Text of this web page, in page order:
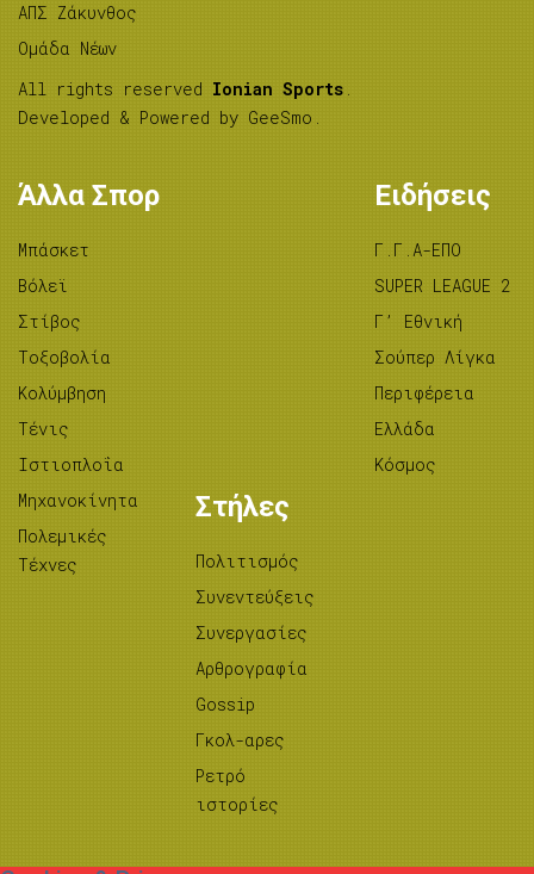
ΑΠΣ Ζάκυνθος
Ομάδα Νέων
All rights reserved Ionian Sports .
Developed & Powered by GeeSmo .
Άλλα Σπορ
Μπάσκετ
Βόλεϊ
Στίβος
Tοξοβολία
Κολύμβηση
Τένις
Ιστιοπλοΐα
Μηχανοκίνητα
Πολεμικές
Τέχνες
Ειδήσεις
Γ.Γ.Α-ΕΠΟ
SUPER LEAGUE 2
Γ’ Εθνική
Σούπερ Λίγκα
Περιφέρεια
Ελλάδα
Κόσμος
Στήλες
Πολιτισμός
Συνεντεύξεις
Συνεργασίες
Αρθρογραφία
Gossip
Γκολ-αρες
Ρετρό
ιστορίες